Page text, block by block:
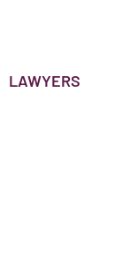
LAWYERS